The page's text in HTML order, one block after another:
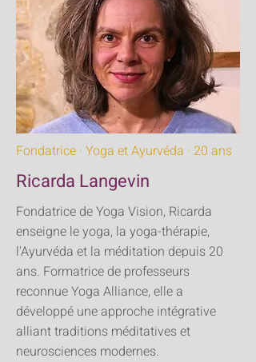
Fondatrice · Yoga et Ayurvéda · 20 ans
Ricarda Langevin
Fondatrice de Yoga Vision, Ricarda
enseigne le yoga, la yoga-thérapie,
l'Ayurvéda et la méditation depuis 20
ans. Formatrice de professeurs
reconnue Yoga Alliance, elle a
développé une approche intégrative
alliant traditions méditatives et
neurosciences modernes.